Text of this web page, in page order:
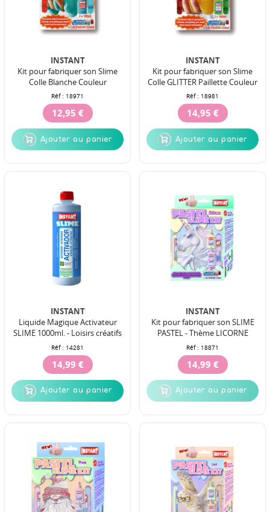
INSTANT
Kit pour fabriquer son Slime
Colle Blanche Couleur
Réf : 18971
12,95 €
Ajouter au panier
INSTANT
Kit pour fabriquer son Slime
Colle GLITTER Paillette Couleur
Réf : 18981
14,95 €
Ajouter au panier
INSTANT
Liquide Magique Activateur
SLIME 1000ml. - Loisirs créatifs
Réf : 14281
14,99 €
Ajouter au panier
INSTANT
Kit pour fabriquer son SLIME
PASTEL - Thème LICORNE
Réf : 18871
14,99 €
Ajouter au panier